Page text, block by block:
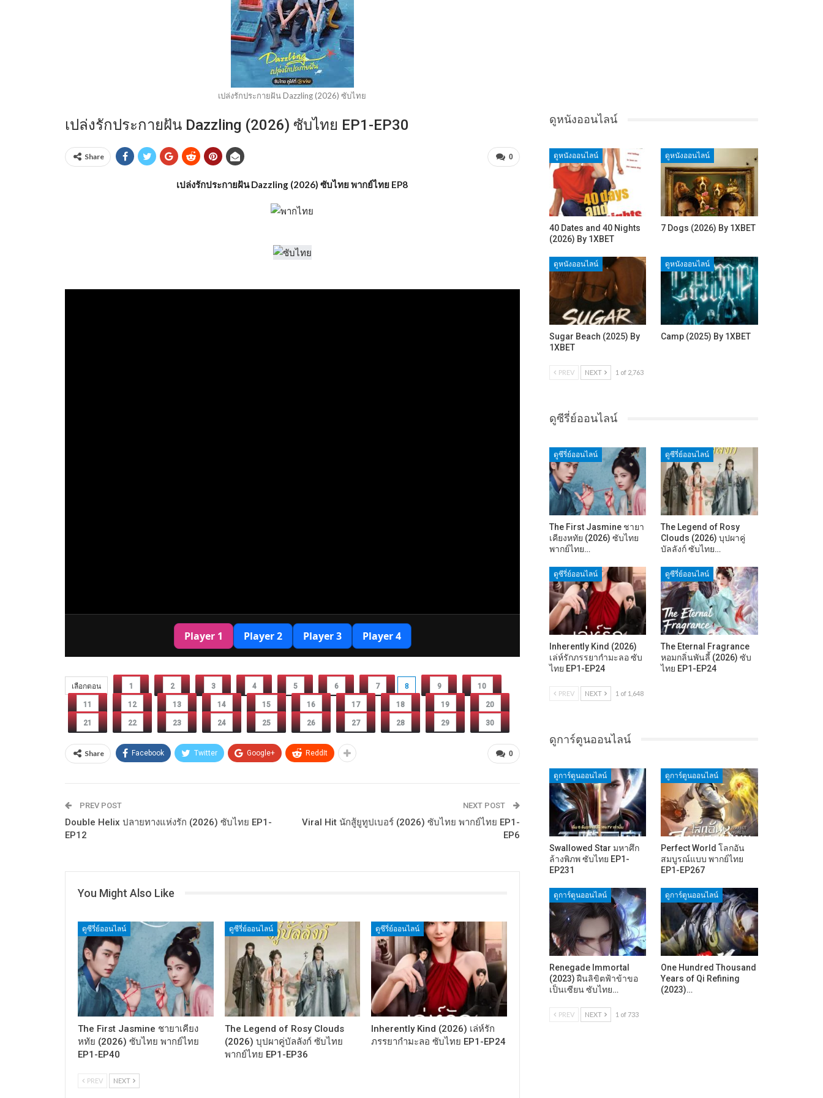
เปล่งรักประกายฝัน Dazzling (2026) ซับไทย
เปล่งรักประกายฝัน Dazzling (2026) ซับไทย EP1-EP30
0
Share
เปล่งรักประกายฝัน Dazzling (2026) ซับไทย พากย์ไทย EP8
เลือกตอน 1 2 3 4 5 6 7 8 9 10
11 12 13 14 15 16 17 18 19 20
21 22 23 24 25 26 27 28 29 30
0
Share Facebook Twitter Google+ ReddIt
PREV POST
Double Helix ปลายทางแห่งรัก (2026) ซับไทย EP1-
EP12
NEXT POST
Viral Hit นักสู้ยูทูปเบอร์ (2026) ซับไทย พากย์ไทย EP1-
EP6
You Might Also Like
ดูซีรี่ย์ออนไลน์
The First Jasmine ชายาเคียง
หทัย (2026) ซับไทย พากย์ไทย
EP1-EP40
ดูซีรี่ย์ออนไลน์
The Legend of Rosy Clouds
(2026) บุปผาคู่บัลลังก์ ซับไทย
พากย์ไทย EP1-EP36
ดูซีรี่ย์ออนไลน์
Inherently Kind (2026) เล่ห์รัก
ภรรยากำมะลอ ซับไทย EP1-EP24
PREV NEXT
ดูหนังออนไลน์
ดูหนังออนไลน์
40 Dates and 40 Nights
(2026) By 1XBET
ดูหนังออนไลน์
7 Dogs (2026) By 1XBET
ดูหนังออนไลน์
Sugar Beach (2025) By
1XBET
ดูหนังออนไลน์
Camp (2025) By 1XBET
PREV NEXT 1 of 2,763
ดูซีรี่ย์ออนไลน์
ดูซีรี่ย์ออนไลน์
The First Jasmine ชายา
เคียงหทัย (2026) ซับไทย
พากย์ไทย…
ดูซีรี่ย์ออนไลน์
The Legend of Rosy
Clouds (2026) บุปผาคู่
บัลลังก์ ซับไทย…
ดูซีรี่ย์ออนไลน์
Inherently Kind (2026)
เล่ห์รักภรรยากำมะลอ ซับ
ไทย EP1-EP24
ดูซีรี่ย์ออนไลน์
The Eternal Fragrance
หอมกลิ่นพันลี้ (2026) ซับ
ไทย EP1-EP24
PREV NEXT 1 of 1,648
ดูการ์ตูนออนไลน์
ดูการ์ตูนออนไลน์
Swallowed Star มหาศึก
ล้างพิภพ ซับไทย EP1-
EP231
ดูการ์ตูนออนไลน์
Perfect World โลกอัน
สมบูรณ์แบบ พากย์ไทย
EP1-EP267
ดูการ์ตูนออนไลน์
Renegade Immortal
(2023) ฝืนลิขิตฟ้าข้าขอ
เป็นเซียน ซับไทย…
ดูการ์ตูนออนไลน์
One Hundred Thousand
Years of Qi Refining
(2023)…
PREV NEXT 1 of 733